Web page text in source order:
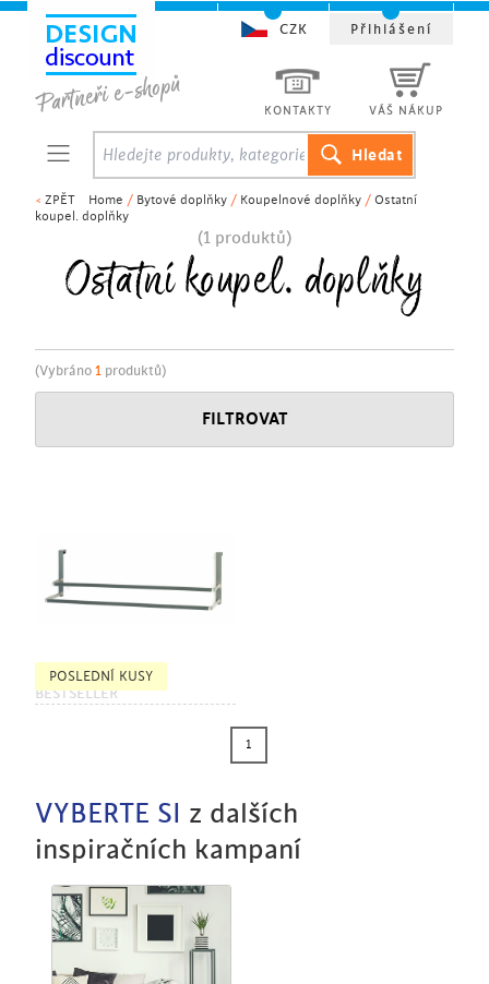
< ZPĚT Home / Bytové doplňky / Koupelnové doplňky / Ostatní
koupel. doplňky
(1 produktů)
Ostatní koupel. doplňky
(Vybráno 1 produktů)
FILTROVAT
POSLEDNÍ KUSY
BESTSELLER
1
VYBERTE SI
z dalších
inspiračních kampaní
KONTAKTY VÁŠ NÁKUP
CZK Přihlášení